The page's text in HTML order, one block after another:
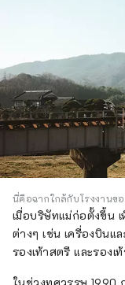
นี่คือฉากใกล้กับโรงงานข
เมื่อบริษัทแม่ก่อตั้งขึ้น
ต่างๆ เช่น เครื่องบินแ
รองเท้าสตรี และรองเท้